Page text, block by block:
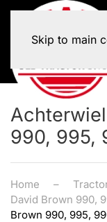
Skip to main
990, 995,
Home
David Brown 990,
Brown 990, 995,